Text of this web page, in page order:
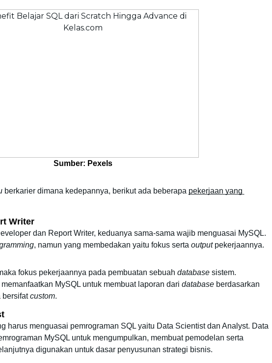
Sumber: Pexels
berkarier dimana kedepannya, berikut ada beberapa pekerjaan yang
Writer
dan Report Writer, keduanya sama-sama wajib menguasai MySQL.
, namun yang membedakan yaitu fokus serta output pekerjaannya.
fokus pekerjaannya pada pembuatan sebuah database sistem.
MySQL untuk membuat laporan dari database
bersifat custom.
harus menguasai pemrograman SQL yaitu Data Scientist dan Analyst. Data
MySQL untuk mengumpulkan, membuat pemodelan serta
digunakan untuk dasar penyusunan strategi bisnis.